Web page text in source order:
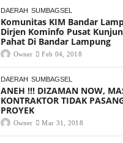
DAERAH SUMBAGSEL
Komunitas KIM Bandar
Dirjen Kominfo Pusat
Pahat Di Bandar Lampung
Owner Feb 04, 2018
DAERAH SUMBAGSEL
ANEH !!! DIZAMAN NOW,
KONTRAKTOR TIDAK
PROYEK
Owner Mar 31, 2018